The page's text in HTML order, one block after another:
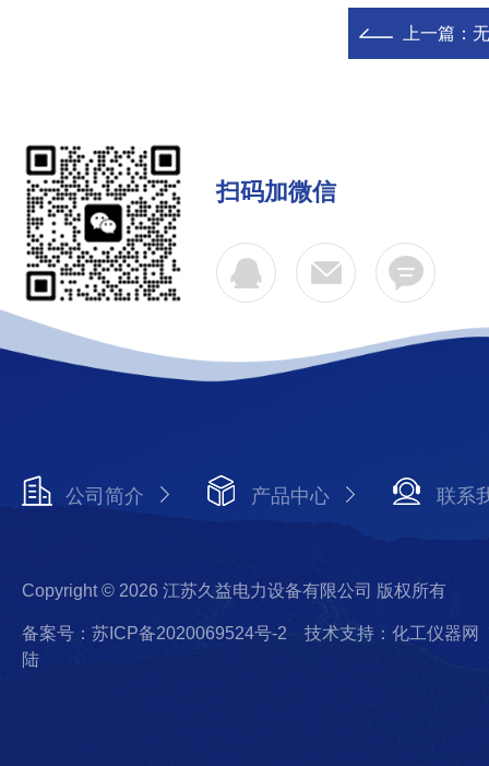
上一篇：
扫码加微信
公司简介 产品中心 联系
Copyright © 2026 江苏久益电力设备有限公司 版权所有
备案号：苏ICP备2020069524号-2
技术支持：化工仪器网
陆